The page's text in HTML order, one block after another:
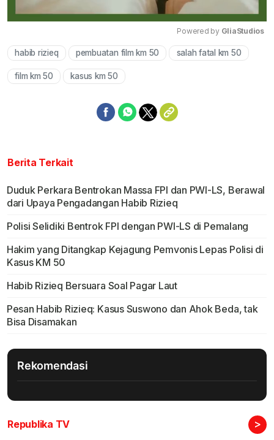
Mute
Powered by GliaStudios
habib rizieq pembuatan film km 50 salah fatal km 50
film km 50 kasus km 50
Berita Terkait
Duduk Perkara Bentrokan Massa FPI dan PWI-LS, Berawal
dari Upaya Pengadangan Habib Rizieq
Polisi Selidiki Bentrok FPI dengan PWI-LS di Pemalang
Hakim yang Ditangkap Kejagung Pemvonis Lepas Polisi di
Kasus KM 50
Habib Rizieq Bersuara Soal Pagar Laut
Pesan Habib Rizieq: Kasus Suswono dan Ahok Beda, tak
Bisa Disamakan
Rekomendasi
Republika TV >